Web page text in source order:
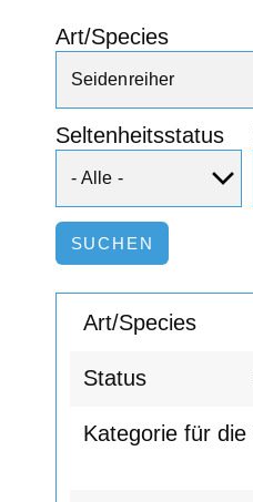
Art/Species
Seltenheitsstatus